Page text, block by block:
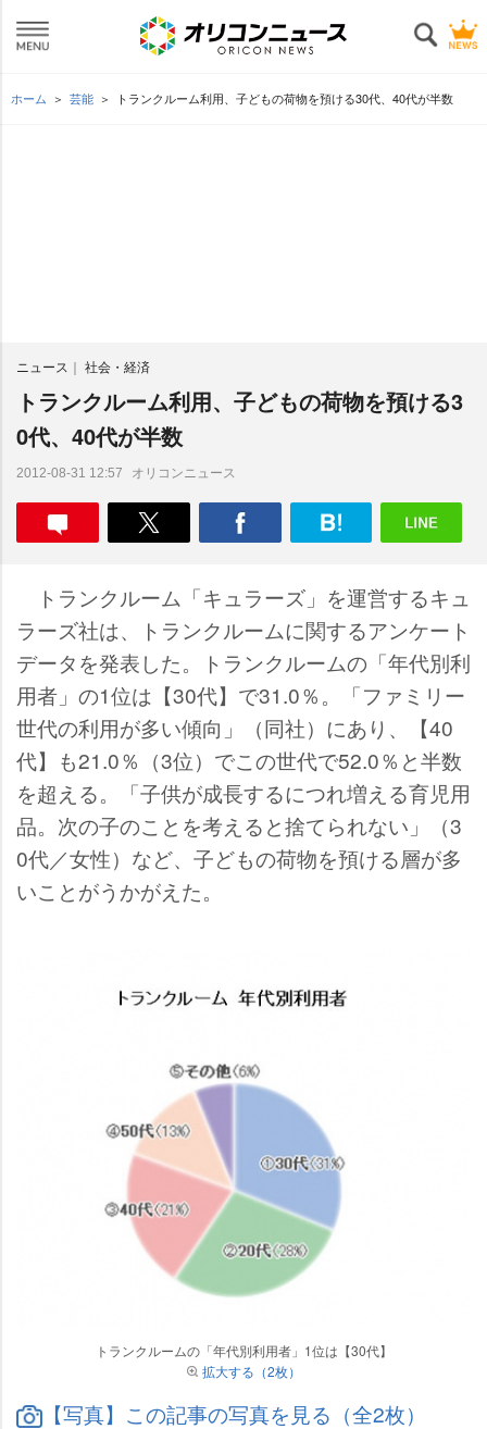
ホーム 芸能 トランクルーム利用、子どもの荷物を預ける30代、40代が半数
ニュース 社会・経済
トランクルーム利用、子どもの荷物を預ける3
0代、40代が半数
2012-08-31 12:57 オリコンニュース
トランクルーム「キュラーズ」を運営するキュ
ラーズ社は、トランクルームに関するアンケート
データを発表した。トランクルームの「年代別利
用者」の1位は【30代】で31.0％。「ファミリー
世代の利用が多い傾向」（同社）にあり、【40
代】も21.0％（3位）でこの世代で52.0％と半数
を超える。「子供が成長するにつれ増える育児用
品。次の子のことを考えると捨てられない」（3
0代／女性）など、子どもの荷物を預ける層が多
いことがうかがえた。
トランクルームの「年代別利用者」1位は【30代】
拡大する（2枚）
【写真】この記事の写真を見る（全2枚）